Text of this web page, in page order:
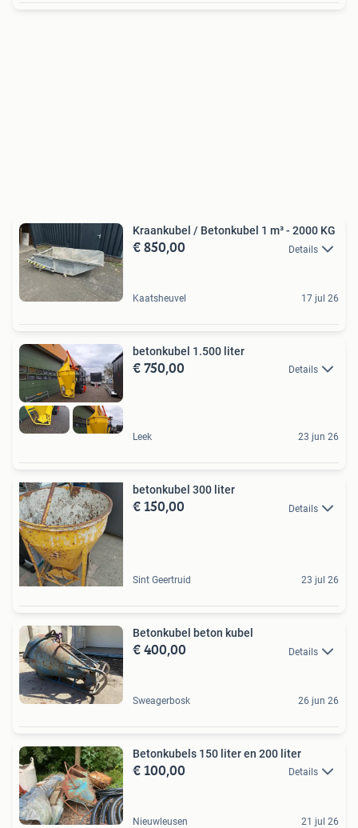
Kraankubel / Betonkubel 1 m³ - 2000 KG
€ 850,00 Details
Kaatsheuvel 17 jul 26
betonkubel 1.500 liter
€ 750,00 Details
Leek 23 jun 26
betonkubel 300 liter
€ 150,00 Details
Sint Geertruid 23 jul 26
Betonkubel beton kubel
€ 400,00 Details
Sweagerbosk 26 jun 26
Betonkubels 150 liter en 200 liter
€ 100,00 Details
Nieuwleusen 21 jul 26